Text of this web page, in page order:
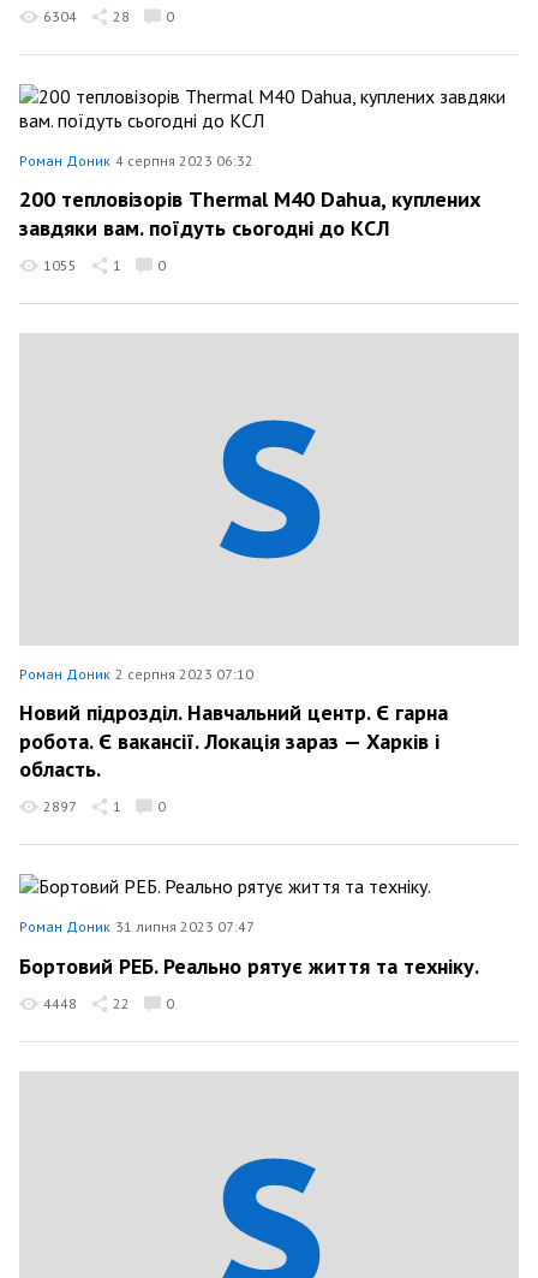
6304 28 0
Роман Доник 4 серпня 2023 06:32
200 тепловізорів Thermal M40 Dahua, куплених
завдяки вам. поїдуть сьогодні до КСЛ
1055 1 0
Роман Доник 2 серпня 2023 07:10
Новий підрозділ. Навчальний центр. Є гарна
робота. Є вакансії. Локація зараз — Харків і
область.
2897 1 0
Роман Доник 31 липня 2023 07:47
Бортовий РЕБ. Реально рятує життя та техніку.
4448 22 0